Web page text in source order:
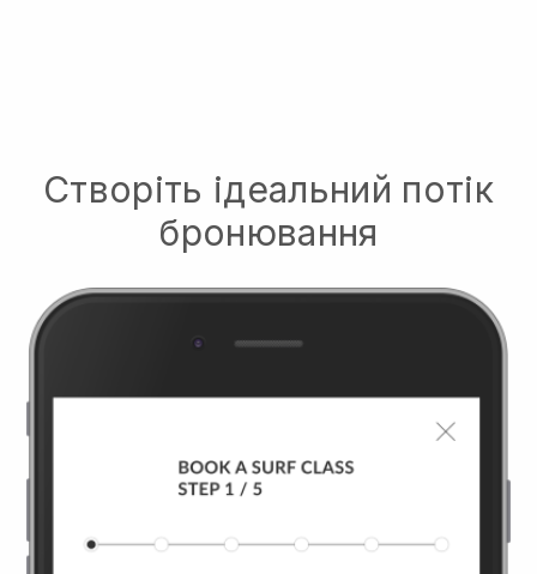
Створіть ідеальний потік
бронювання